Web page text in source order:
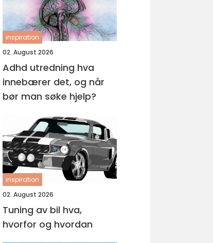
inspiration
02. August 2026
Adhd utredning hva
innebærer det, og når
bør man søke hjelp?
inspiration
02. August 2026
Tuning av bil hva,
hvorfor og hvordan